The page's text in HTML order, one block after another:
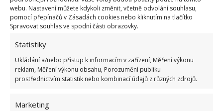
webu. Nastavení můžete kdykoli změnit, včetně odvolání souhlasu,
pomocí přepínačů v Zásadách cookies nebo kliknutím na tlačítko
Spravovat souhlas ve spodní části obrazovky.
Statistiky
Ukládání a/nebo přístup k informacím v zařízení, Měření výkonu
reklam, Měření výkonu obsahu, Porozumění publiku
prostřednictvím statistik nebo kombinací údajů z různých zdrojů.
Marketing
bodů
6.5.2026
ŽHAVÉ NOVINKY